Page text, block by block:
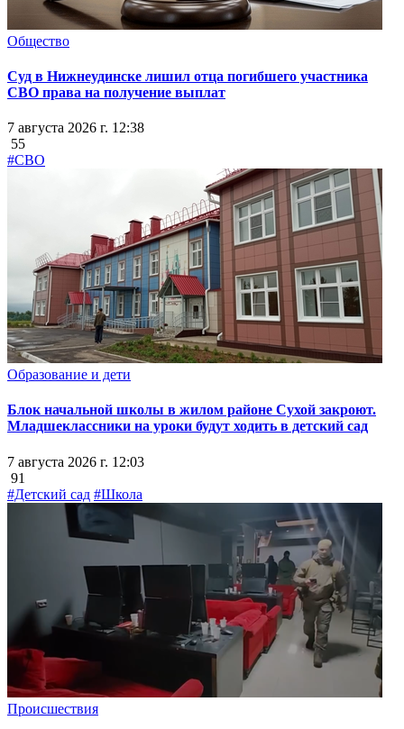
Общество
Суд в Нижнеудинске лишил отца погибшего участника
СВО права на получение выплат
7 августа 2026 г. 12:38
55
#СВО
Образование и дети
Блок начальной школы в жилом районе Сухой закроют.
Младшеклассники на уроки будут ходить в детский сад
7 августа 2026 г. 12:03
91
#Детский сад #Школа
Происшествия